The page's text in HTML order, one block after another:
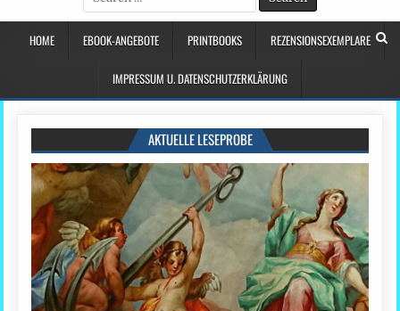
for:
HOME EBOOK-ANGEBOTE PRINTBOOKS REZENSIONSEXEMPLARE
IMPRESSUM U. DATENSCHUTZERKLÄRUNG
AKTUELLE LESEPROBE